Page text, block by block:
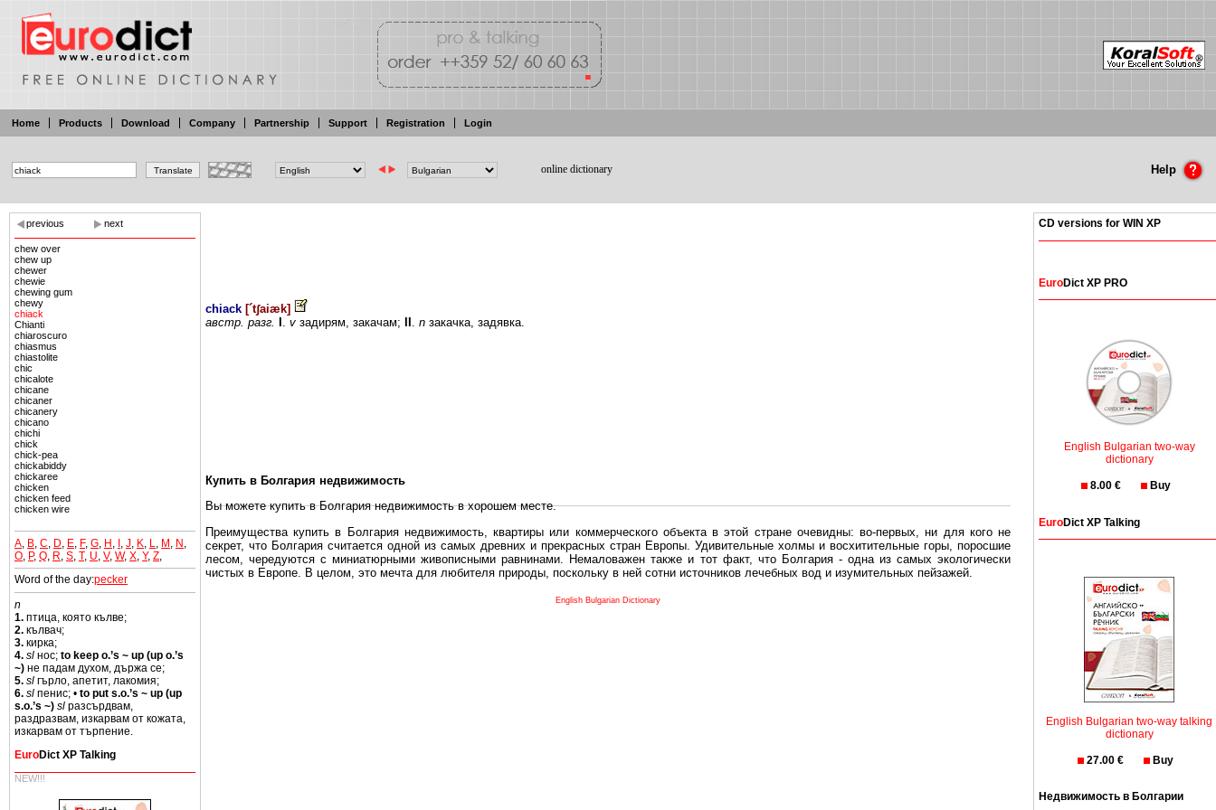
Home Products Download Company Partnership Support Registration Login
online dictionary Help
previous next
chew over
chew up
chewer
chewie
chewing gum
chewy
chiack
Chianti
chiaroscuro
chiasmus
chiastolite
chic
chicalote
chicane
chicaner
chicanery
chicano
chichi
chick
chick-pea
chickabiddy
chickaree
chicken
chicken feed
chicken wire
A B C D E F, G H I J K L M N
O P, Q R S T, U V, W, X Y, Z
Word of the day:pecker
n
1. птица, която кълве;
2. кълвач;
3. кирка;
4. sl нос; to keep o.’s ~ up (up o.’s
~) не падам духом, държа се;
5. sl гърло, апетит, лакомия;
6. sl пенис; • to put s.o.’s ~ up (up
s.o.’s ~) sl разсърдвам,
раздразвам, изкарвам от кожата,
изкарвам от търпение.
EuroDict XP Talking
NEW!!!
chiack [´tʃaiæk]
австр. разг. . v задирям, закачам; . n закачка, задявка.
Купить в Болгария недвижимость
Вы можете купить в Болгария недвижимость в хорошем месте.
Преимущества купить в Болгария недвижимость, квартиры или коммерческого объекта в этой стране очевидны: во-первых, ни для кого не
секрет, что Болгария считается одной из самых древних и прекрасных стран Европы. Удивительные холмы и восхитительные горы, поросшие
лесом, чередуются с миниатюрными живописными равнинами. Немаловажен также и тот факт, что Болгария - одна из самых экологически
чистых в Европе. В целом, это мечта для любителя природы, поскольку в ней сотни источников лечебных вод и изумительных пейзажей.
Еще одно существенное преимущество в плане купить в Болгария недвижимость заключено в том, что Болгария безопасная страна - в ней
English Bulgarian Dictionary
CD versions for WIN XP
EuroDict XP PRO
English Bulgarian two-way
dictionary
8.00 € Buy
EuroDict XP Talking
English Bulgarian two-way talking
dictionary
27.00 € Buy
Недвижимость в Болгарии